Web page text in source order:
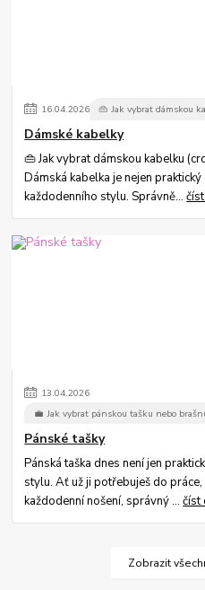
16.04.2026 👜 Jak vybrat dámskou
Dámské kabelky
👜 Jak vybrat dámskou kabelku
Dámská kabelka je nejen
každodenního stylu. Správně...
13.04.2026
💼 Jak vybrat pánskou tašku nebo
Pánské tašky
Pánská taška dnes není jen
stylu. Ať už ji potřebuješ do
každodenní nošení, správný ...číst
Zobrazit